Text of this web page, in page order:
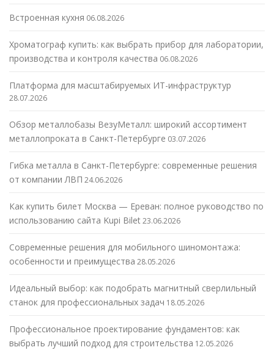
Встроенная кухня 06.08.2026
Хроматограф купить: как выбрать прибор для лаборатории,
производства и контроля качества 06.08.2026
Платформа для масштабируемых ИТ-инфраструктур
28.07.2026
Обзор металлобазы ВезуМеталл: широкий ассортимент
металлопроката в Санкт-Петербурге 03.07.2026
Гибка металла в Санкт-Петербурге: современные решения
от компании ЛВП 24.06.2026
Как купить билет Москва — Ереван: полное руководство по
использованию сайта Kupi Bilet23.06.2026
Современные решения для мобильного шиномонтажа:
особенности и преимущества 28.05.2026
Идеальный выбор: как подобрать магнитный сверлильный
станок для профессиональных задач 18.05.2026
Профессиональное проектирование фундаментов: как
выбрать лучший подход для строительства 12.05.2026